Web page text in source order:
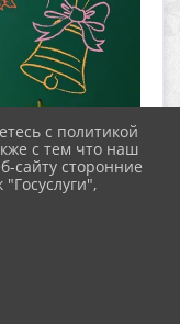
с политикой
с тем что наш
сайту сторонние